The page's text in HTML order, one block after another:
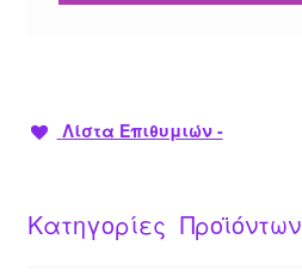
Λίστα Επιθυμιών -
Κατηγορίες Προϊόντων